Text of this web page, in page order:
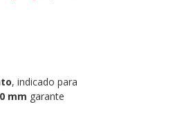
, indicado para
mm garante